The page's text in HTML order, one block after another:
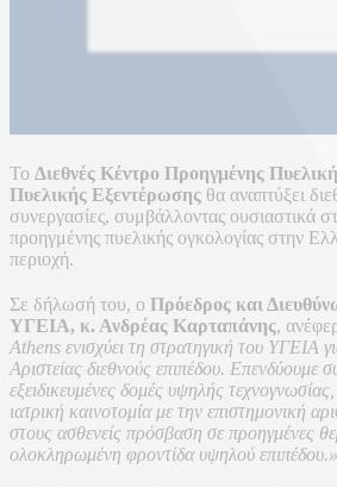
Το Διεθνές Κέντρο Προηγμένης
Πυελικής Εξεντέρωσης θα αναπτύξει
συνεργασίες, συμβάλλοντας ουσιαστικά
προηγμένης πυελικής ογκολογίας στην
περιοχή.
Σε δήλωσή του, ο Πρόεδρος και
ΥΓΕΙΑ, κ. Ανδρέας Καρταπάνης,
Athens ενισχύει τη στρατηγική του ΥΓΕΙΑ
Αριστείας διεθνούς επιπέδου. Επενδύουμε
εξειδικευμένες δομές υψηλής
ιατρική καινοτομία με την επιστημονική
στους ασθενείς πρόσβαση σε προηγμένες
ολοκληρωμένη φροντίδα υψηλού επιπέδου.»